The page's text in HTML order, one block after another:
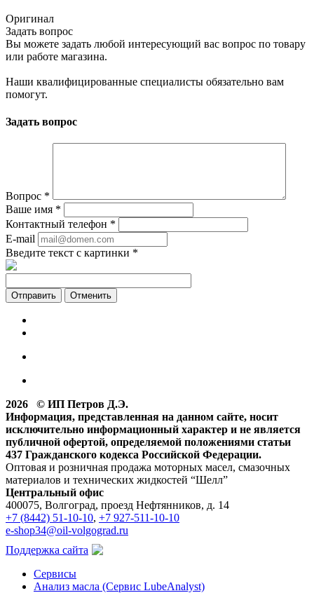
Оригинал
Задать вопрос
Вы можете задать любой интересующий вас вопрос по товару
или работе магазина.
Наши квалифицированные специалисты обязательно вам
помогут.
Задать вопрос
Вопрос *
Ваше имя *
Контактный телефон *
E-mail
Введите текст с картинки *
Отменить
2026 © ИП Петров Д.Э.
Информация, представленная на данном сайте, носит
исключительно информационный характер и не является
публичной офертой, определяемой положениями статьи
437 Гражданского кодекса Российской Федерации.
Оптовая и розничная продажа моторных масел, смазочных
материалов и технических жидкостей “Шелл”
Центральный офис
400075, Волгоград, проезд Нефтянников, д. 14
+7 (8442) 51-10-10, +7 927-511-10-10
e-shop34@oil-volgograd.ru
Поддержка сайта
Сервисы
Анализ масла (Сервис LubeAnalyst)